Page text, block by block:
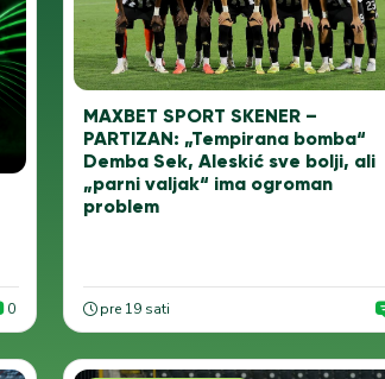
0
MAXBET SPORT SKENER –
PARTIZAN: „Tempirana bomba“
Demba Sek, Aleskić sve bolji, ali
„parni valjak“ ima ogroman
problem
pre 19 sati